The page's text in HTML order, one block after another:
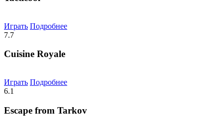
Играть Подробнее
7.7
Cuisine Royale
Играть Подробнее
6.1
Escape from Tarkov